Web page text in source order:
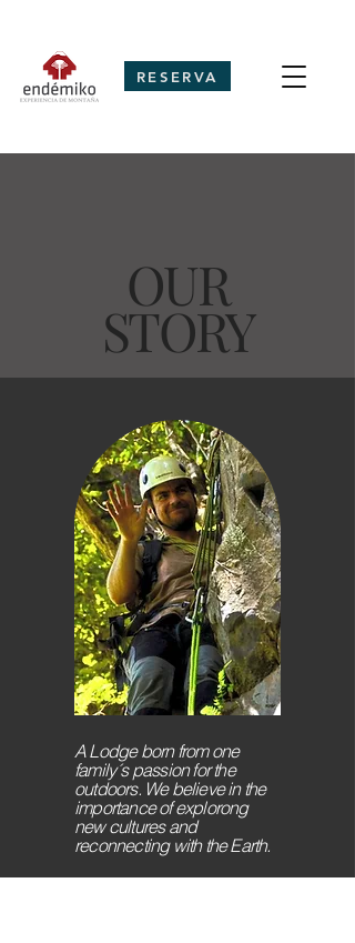
RESERVA
OUR
STORY
A Lodge born from one
family´s passion for the
outdoors. We believe in the
importance of explorong
new cultures and
reconnecting with the Earth.